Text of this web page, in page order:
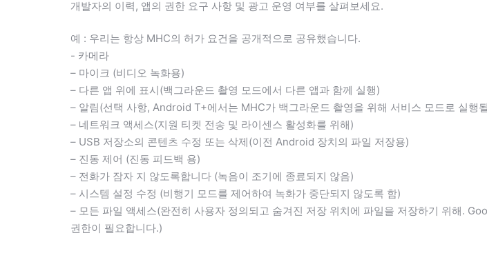
개발자의 이력, 앱의 권한 요구 사항 및 광고 운영 여부를 살펴보세요.
예 : 우리는 항상 MHC의 허가 요건을 공개적으로 공유했습니다.
- 카메라
– 마이크 (비디오 녹화용)
– 다른 앱 위에 표시(백그라운드 촬영 모드에서 다른 앱과 함께 실행)
– 알림(선택 사항, Android T+에서는 MHC가 백그라운드 촬영을 위해 서비스 모드로 실행
– 네트워크 액세스(지원 티켓 전송 및 라이센스 활성화를 위해)
– USB 저장소의 콘텐츠 수정 또는 삭제(이전 Android 장치의 파일 저장용)
– 진동 제어 (진동 피드백 용)
– 전화가 잠자 지 않도록합니다 (녹음이 조기에 종료되지 않음)
– 시스템 설정 수정 (비행기 모드를 제어하여 녹화가 중단되지 않도록 함)
– 모든 파일 액세스(완전히 사용자 정의되고 숨겨진 저장 위치에 파일을 저장하기 위해.
권한이 필요합니다.)